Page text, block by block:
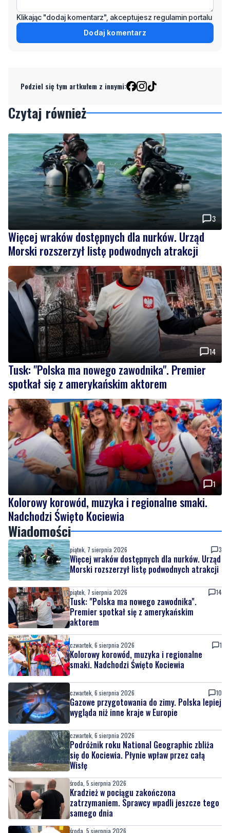
3
Więcej wraków dostępnych dla nurków. Urząd
Morski rozszerzył listę podwodnych atrakcji
14
Tusk: "Polska ma nowego zawodnika". Premier
spotkał się z amerykańskim aktorem
1
Kolorowy korowód, muzyka i regionalne smaki.
Nadchodzi Święto Kociewia
Wiadomości
piątek, 7 sierpnia 2026
Więcej wraków dostępnych dla nurków. Urząd
Morski rozszerzył listę podwodnych atrakcji
piątek, 7 sierpnia 2026 14
Tusk: "Polska ma nowego zawodnika".
Premier spotkał się z amerykańskim
aktorem
czwartek, 6 sierpnia 2026
Kolorowy korowód, muzyka i regionalne
smaki. Nadchodzi Święto Kociewia
czwartek, 6 sierpnia 2026
Gazowe przygotowania do zimy. Polska lepiej
czwartek, 6 sierpnia 2026
Podróżnik roku National Geographic zbliża
się do Kociewia. Płynie wpław przez całą
Wisłę
środa, 5 sierpnia 2026
Kradzież w pociągu zakończona
zatrzymaniem. Sprawcy wpadli jeszcze tego
samego dnia
środa, 5 sierpnia 2026
Zniszczył klimatyzator. Podczas
zatrzymania wyszło na jaw, że był
poszukiwany